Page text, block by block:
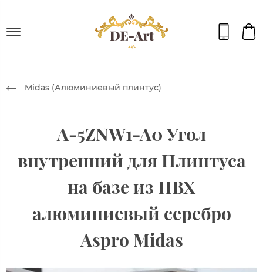
Midas (Алюминиевый плинтус)
A-5ZNW1-A0 Угол
внутренний для Плинтуса
на базе из ПВХ
алюминиевый серебро
Aspro Midas